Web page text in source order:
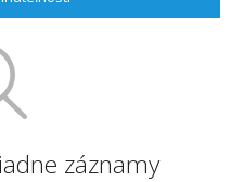
záznamy